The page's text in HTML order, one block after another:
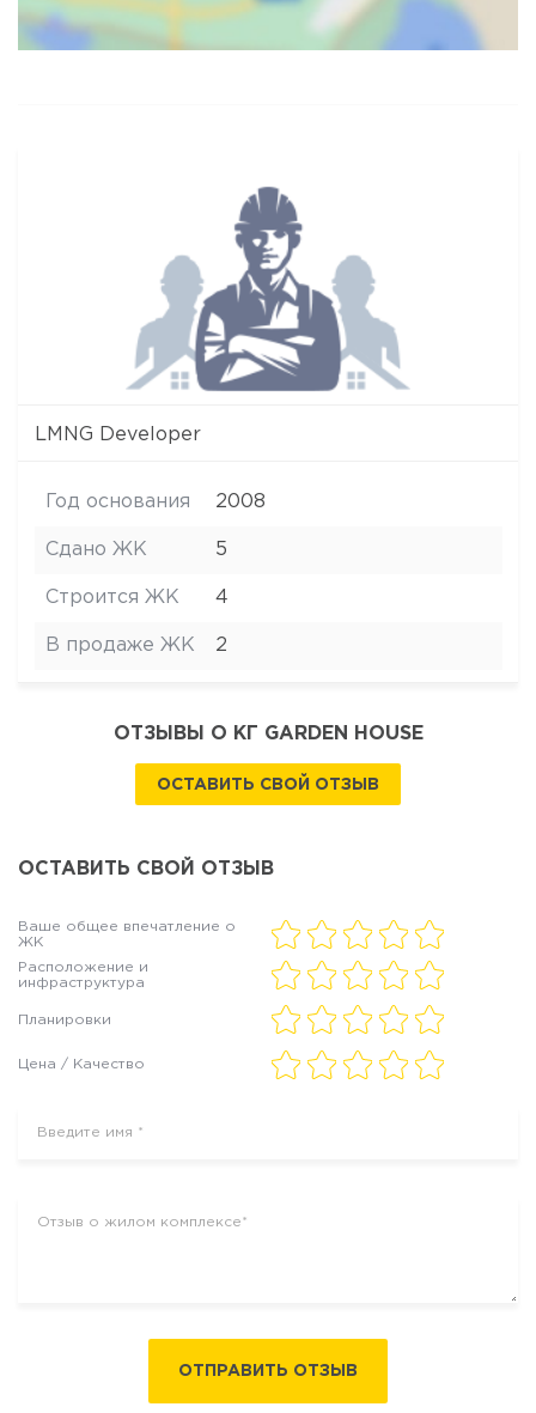
LMNG Developer
Год основания 2008
Сдано ЖК 5
Строится ЖК 4
В продаже ЖК 2
ОТЗЫВЫ О КГ GARDEN HOUSE
ОСТАВИТЬ СВОЙ ОТЗЫВ
ОСТАВИТЬ СВОЙ ОТЗЫВ
Ваше общее впечатление о
ЖК
Расположение и
инфраструктура
Планировки
Цена / Качество
ОТПРАВИТЬ ОТЗЫВ